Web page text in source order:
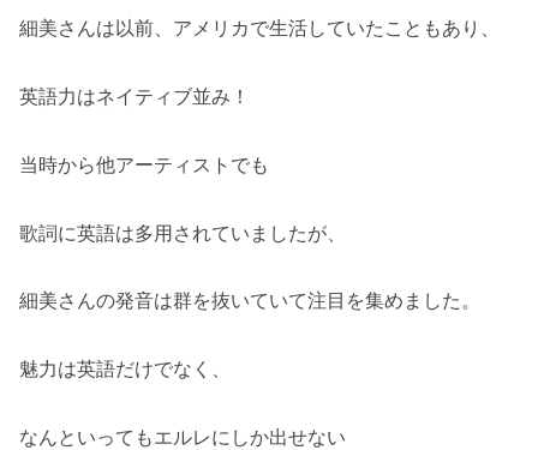
細美さんは以前、アメリカで生活していたこともあり、
英語力はネイティブ並み！
当時から他アーティストでも
歌詞に英語は多用されていましたが、
細美さんの発音は群を抜いていて注目を集めました。
魅力は英語だけでなく、
なんといってもエルレにしか出せない